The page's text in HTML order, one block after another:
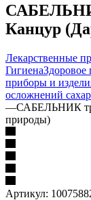
Канцур
Лекарственные
ГигиенаЗдоровое
приборы и
осложнений
—САБЕЛЬНИК
природы)
Артикул: